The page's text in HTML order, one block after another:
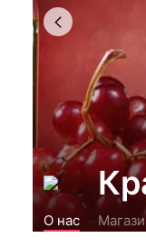
О нас